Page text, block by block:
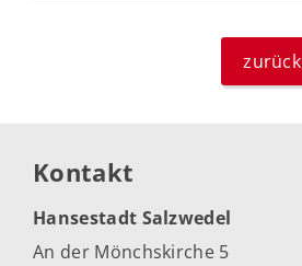
zurück
Kontakt
Hansestadt Salzwedel
An der Mönchskirche 5